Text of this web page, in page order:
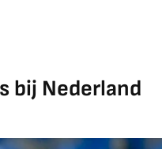
bij Nederland